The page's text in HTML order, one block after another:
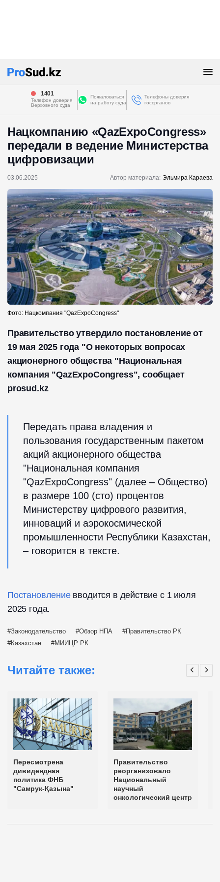
1401
Телефон доверия
Верховного суда
Пожаловаться
на работу суда
Телефоны доверия
госорганов
Нацкомпанию «QazExpoCongress»
передали в ведение Министерства
цифровизации
03.06.2025 Автор материала: Эльмира Караева
Фото: Нацкомпания "QazExpoCongress"
Правительство утвердило постановление от
19 мая 2025 года "О некоторых вопросах
акционерного общества "Национальная
компания "QazExpoCongress", сообщает
prosud.kz
Передать права владения и
пользования государственным пакетом
акций акционерного общества
"Национальная компания
"QazExpoCongress" (далее – Общество)
в размере 100 (сто) процентов
Министерству цифрового развития,
инноваций и аэрокосмической
промышленности Республики Казахстан,
– говорится в тексте.
Постановлениевводится в действие с 1 июля
2025 года.
Законодательство Обзор НПА
Правительство РК
Казахстан
МИИЦР РК
Читайте также:
Пересмотрена
дивидендная
политика ФНБ
"Самрук-Қазына"
Правительство
реорганизовало
Национальный
научный
онкологический центр